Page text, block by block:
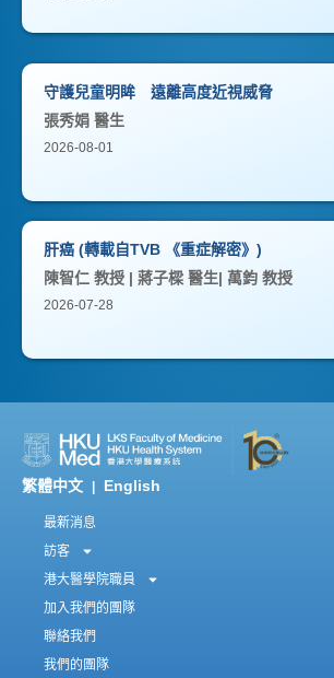
守護兒童明眸 遠離高度近視威脅
張秀娟 醫生
2026-08-01
肝癌 (轉載自TVB 《重症解密》)
陳智仁 教授 | 蔣子樑 醫生| 萬鈞 教授
2026-07-28
繁體中文 | English
最新消息
訪客
港大醫學院職員
加入我們的團隊
聯絡我們
我們的團隊